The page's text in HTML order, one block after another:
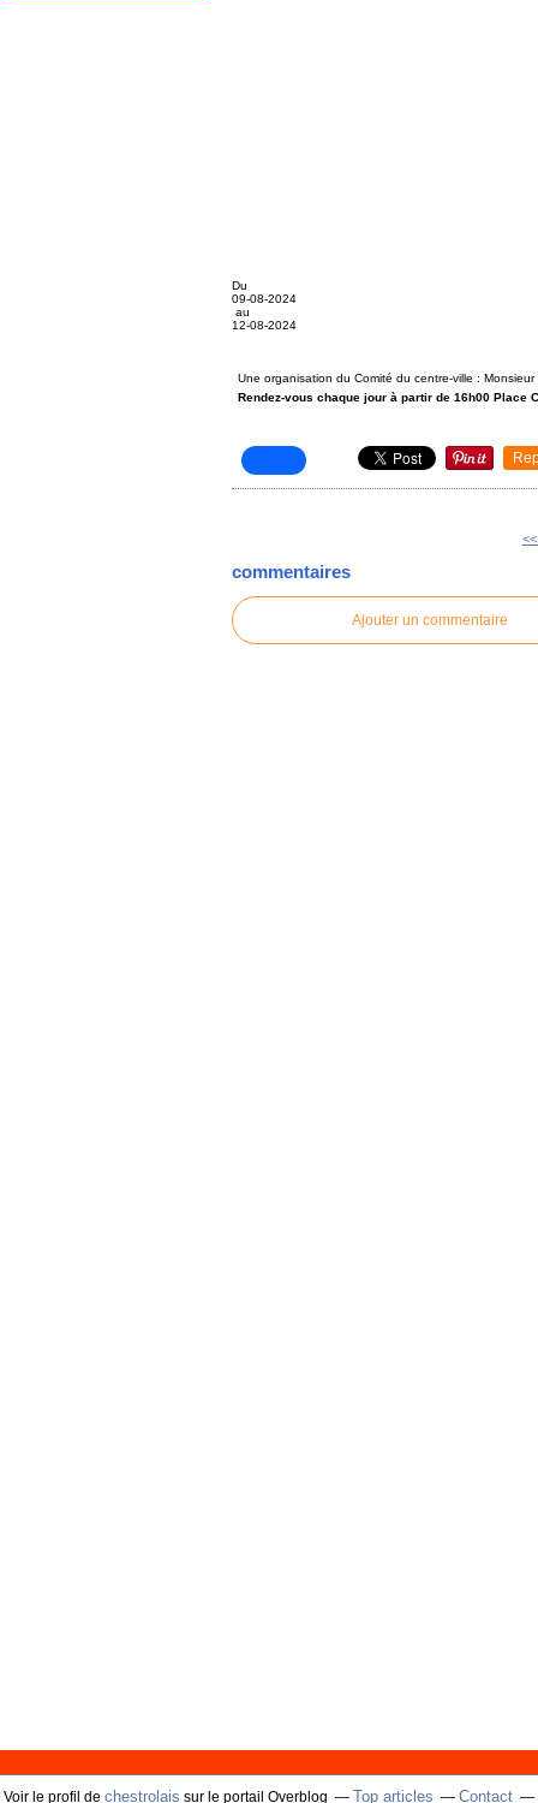
Du
09-08-2024
au
12-08-2024
Une organisation du Comité du centre-ville :
Rendez-vous chaque jour à partir de 16h00 Place
commentaires
Ajouter un commentaire
Voir le profil de chestrolais sur le portail Overblog Top articles Contact